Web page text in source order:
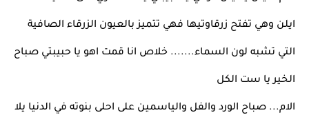
ايلن وهي تفتح زرقاوتيها فهي تتميز بالعيون الزرقاء الصافية
التي تشبه لون السماء....... خلاص انا قمت اهو يا حبيبتي صباح
الخير يا ست الكل
الام... صباح الورد والفل والياسمين على احلى بنوته في الدنيا يلا